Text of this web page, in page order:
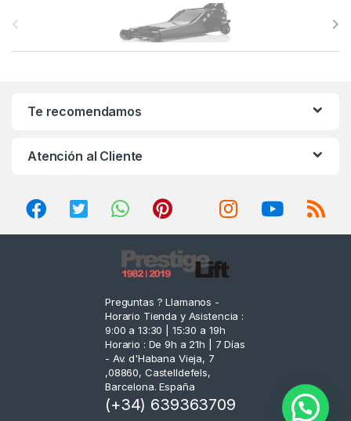
a
Te recomendamos
Atención al Cliente
Preguntas ? Llamanos -
Horario Tienda y Asistencia :
9:00 a 13:30 | 15:30 a 19h
Horario : De 9h a 21h | 7 Días
- Av. d'Habana Vieja, 7
,08860, Castelldefels,
Barcelona. España
(+34) 639363709